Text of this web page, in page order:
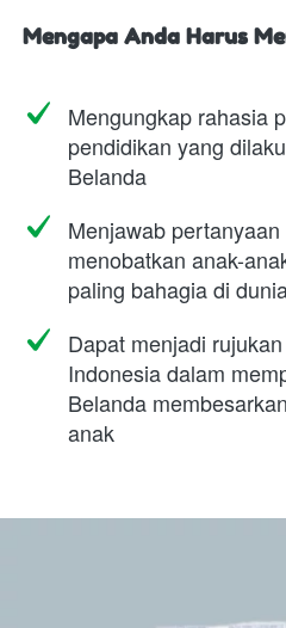
Mengapa Anda Harus
Mengungkap rahasia
pendidikan yang
Belanda
Menjawab
menobatkan anak-
paling bahagia di
Dapat menjadi
Indonesia dalam
Belanda
anak